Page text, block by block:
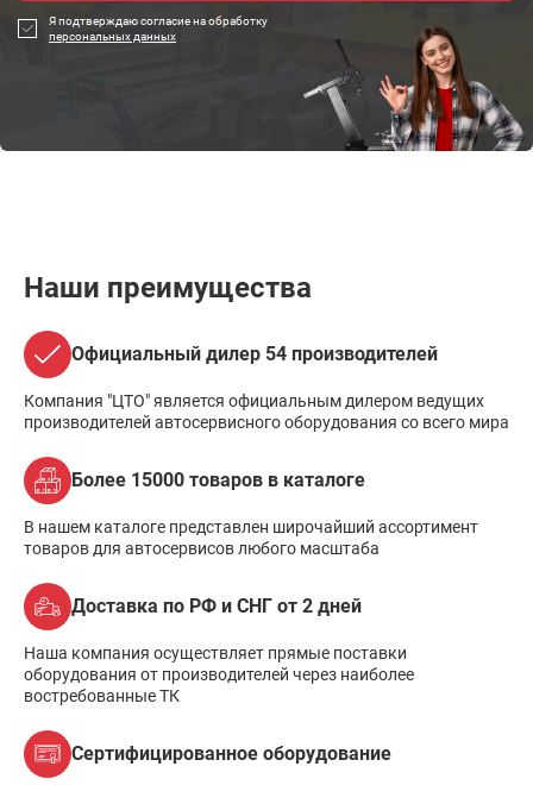
Я подтверждаю согласие на обработку
персональных данных
Наши преимущества
Официальный дилер 54 производителей
Компания "ЦТО" является официальным дилером ведущих
производителей автосервисного оборудования со всего мира
Более 15000 товаров в каталоге
В нашем каталоге представлен широчайший ассортимент
товаров для автосервисов любого масштаба
Доставка по РФ и СНГ от 2 дней
Наша компания осуществляет прямые поставки
оборудования от производителей через наиболее
востребованные ТК
Сертифицированное оборудование